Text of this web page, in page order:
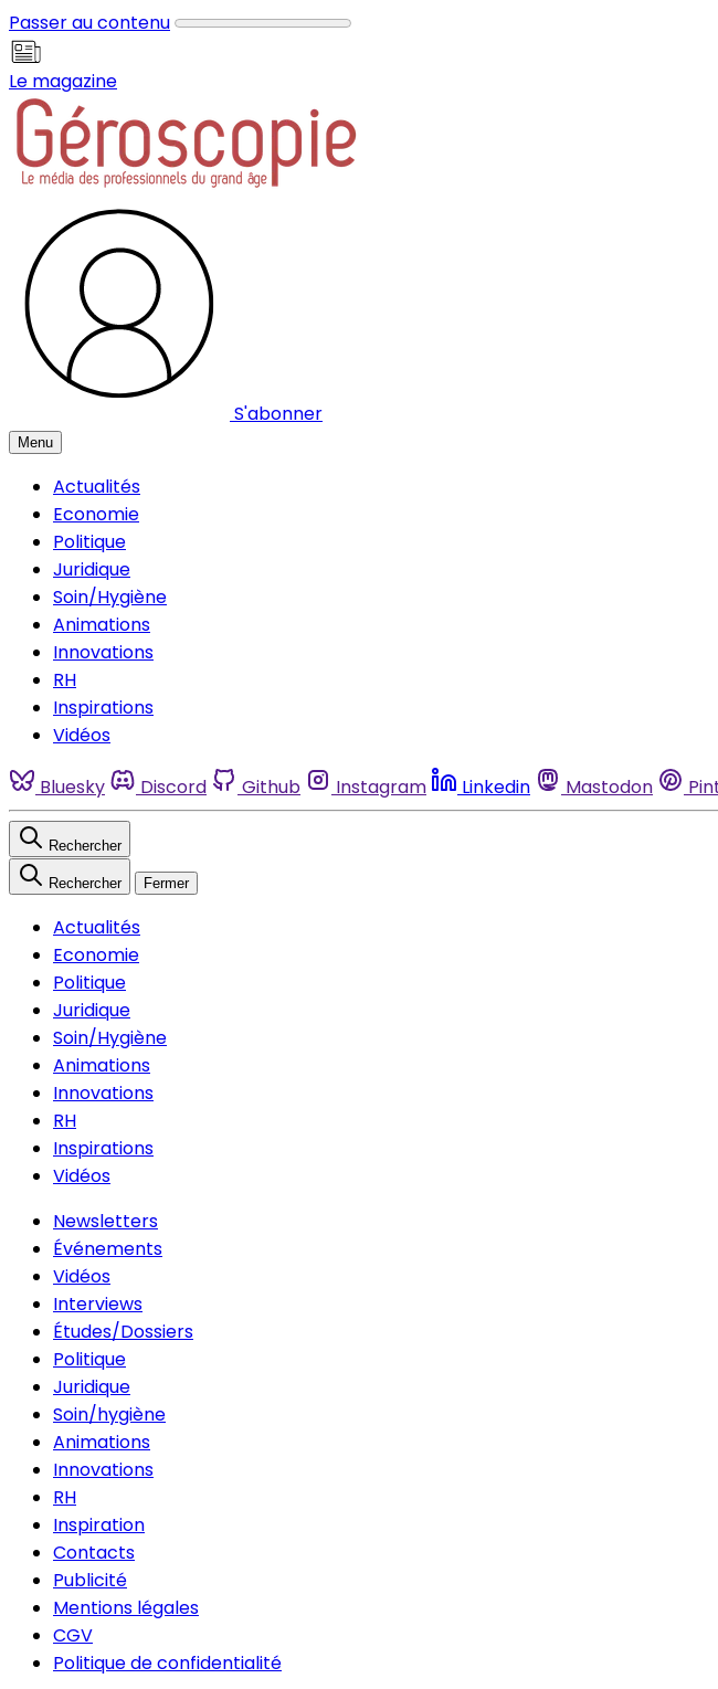
Passer au contenu
Le magazine
S'abonner
Menu
Actualités
Economie
Politique
Juridique
Soin/Hygiène
Animations
Innovations
RH
Inspirations
Vidéos
Bluesky Discord Github Instagram Linkedin Mastodon
Rechercher
Rechercher Fermer
Actualités
Economie
Politique
Juridique
Soin/Hygiène
Animations
Innovations
RH
Inspirations
Vidéos
Newsletters
Événements
Vidéos
Interviews
Études/Dossiers
Politique
Juridique
Soin/hygiène
Animations
Innovations
RH
Inspiration
Contacts
Publicité
Mentions légales
CGV
Politique de confidentialité
Panneau de gestion des cookies